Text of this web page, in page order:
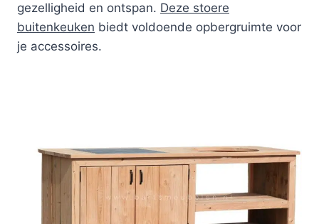
gezelligheid en ontspan. Deze stoere
buitenkeuken biedt voldoende opbergruimte voor
je accessoires.